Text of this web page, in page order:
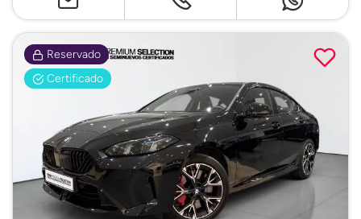
Reservado
Certificado